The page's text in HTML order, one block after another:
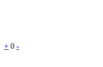
+ 0 -